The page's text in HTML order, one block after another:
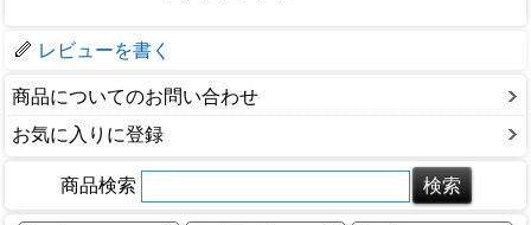
レビューを書く
商品についてのお問い合わせ
お気に入りに登録
商品検索